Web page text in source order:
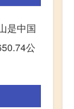
是中国
公